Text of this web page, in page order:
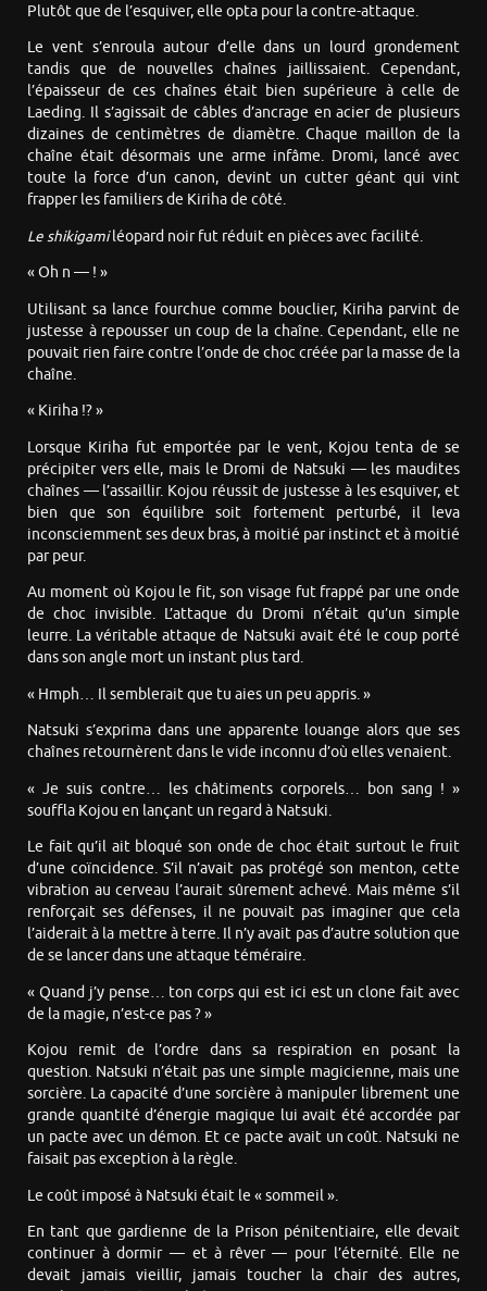
Plutôt que de l’esquiver, elle opta pour la contre-attaque.
Le vent s’enroula autour d’elle dans un lourd grondement
tandis que de nouvelles chaînes jaillissaient. Cependant,
l’épaisseur de ces chaînes était bien supérieure à celle de
Laeding. Il s’agissait de câbles d’ancrage en acier de plusieurs
dizaines de centimètres de diamètre. Chaque maillon de la
chaîne était désormais une arme infâme. Dromi, lancé avec
toute la force d’un canon, devint un cutter géant qui vint
frapper les familiers de Kiriha de côté.
Le shikigamiléopard noir fut réduit en pièces avec facilité.
« Oh n — ! »
Utilisant sa lance fourchue comme bouclier, Kiriha parvint de
justesse à repousser un coup de la chaîne. Cependant, elle ne
pouvait rien faire contre l’onde de choc créée par la masse de la
chaîne.
« Kiriha !? »
Lorsque Kiriha fut emportée par le vent, Kojou tenta de se
précipiter vers elle, mais le Dromi de Natsuki — les maudites
chaînes — l’assaillir. Kojou réussit de justesse à les esquiver, et
bien que son équilibre soit fortement perturbé, il leva
inconsciemment ses deux bras, à moitié par instinct et à moitié
par peur.
Au moment où Kojou le fit, son visage fut frappé par une onde
de choc invisible. L’attaque du Dromi n’était qu’un simple
leurre. La véritable attaque de Natsuki avait été le coup porté
dans son angle mort un instant plus tard.
« Hmph… Il semblerait que tu aies un peu appris. »
Natsuki s’exprima dans une apparente louange alors que ses
chaînes retournèrent dans le vide inconnu d’où elles venaient.
« Je suis contre… les châtiments corporels… bon sang ! »
souffla Kojou en lançant un regard à Natsuki.
Le fait qu’il ait bloqué son onde de choc était surtout le fruit
d’une coïncidence. S’il n’avait pas protégé son menton, cette
vibration au cerveau l’aurait sûrement achevé. Mais même s’il
renforçait ses défenses, il ne pouvait pas imaginer que cela
l’aiderait à la mettre à terre. Il n’y avait pas d’autre solution que
de se lancer dans une attaque téméraire.
« Quand j’y pense… ton corps qui est ici est un clone fait avec
de la magie, n’est-ce pas ? »
Kojou remit de l’ordre dans sa respiration en posant la
question. Natsuki n’était pas une simple magicienne, mais une
sorcière. La capacité d’une sorcière à manipuler librement une
grande quantité d’énergie magique lui avait été accordée par
un pacte avec un démon. Et ce pacte avait un coût. Natsuki ne
faisait pas exception à la règle.
Le coût imposé à Natsuki était le « sommeil ».
En tant que gardienne de la Prison pénitentiaire, elle devait
continuer à dormir — et à rêver — pour l’éternité. Elle ne
devait jamais vieillir, jamais toucher la chair des autres,